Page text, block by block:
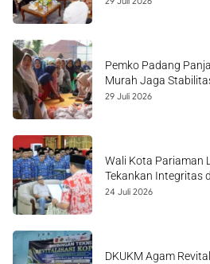
Pemko Padang
Murah Jaga
29 Juli 2026
Wali Kota Pariaman
Tekankan Integritas
24 Juli 2026
DKUKM Agam